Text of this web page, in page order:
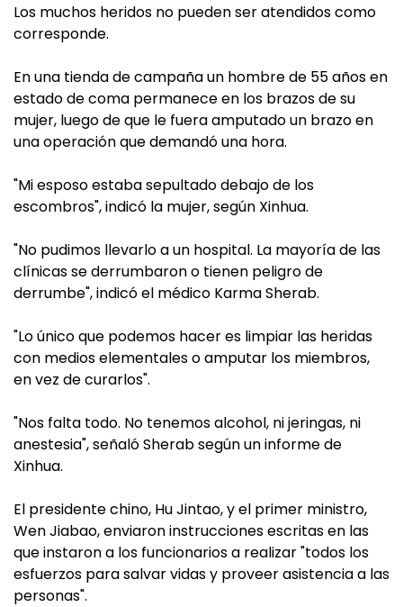
Los muchos heridos no pueden ser atendidos como
corresponde.
En una tienda de campaña un hombre de 55 años en
estado de coma permanece en los brazos de su
mujer, luego de que le fuera amputado un brazo en
una operación que demandó una hora.
"Mi esposo estaba sepultado debajo de los
escombros", indicó la mujer, según Xinhua.
"No pudimos llevarlo a un hospital. La mayoría de las
clínicas se derrumbaron o tienen peligro de
derrumbe", indicó el médico Karma Sherab.
"Lo único que podemos hacer es limpiar las heridas
con medios elementales o amputar los miembros,
en vez de curarlos".
"Nos falta todo. No tenemos alcohol, ni jeringas, ni
anestesia", señaló Sherab según un informe de
Xinhua.
El presidente chino, Hu Jintao, y el primer ministro,
Wen Jiabao, enviaron instrucciones escritas en las
que instaron a los funcionarios a realizar "todos los
esfuerzos para salvar vidas y proveer asistencia a las
personas".